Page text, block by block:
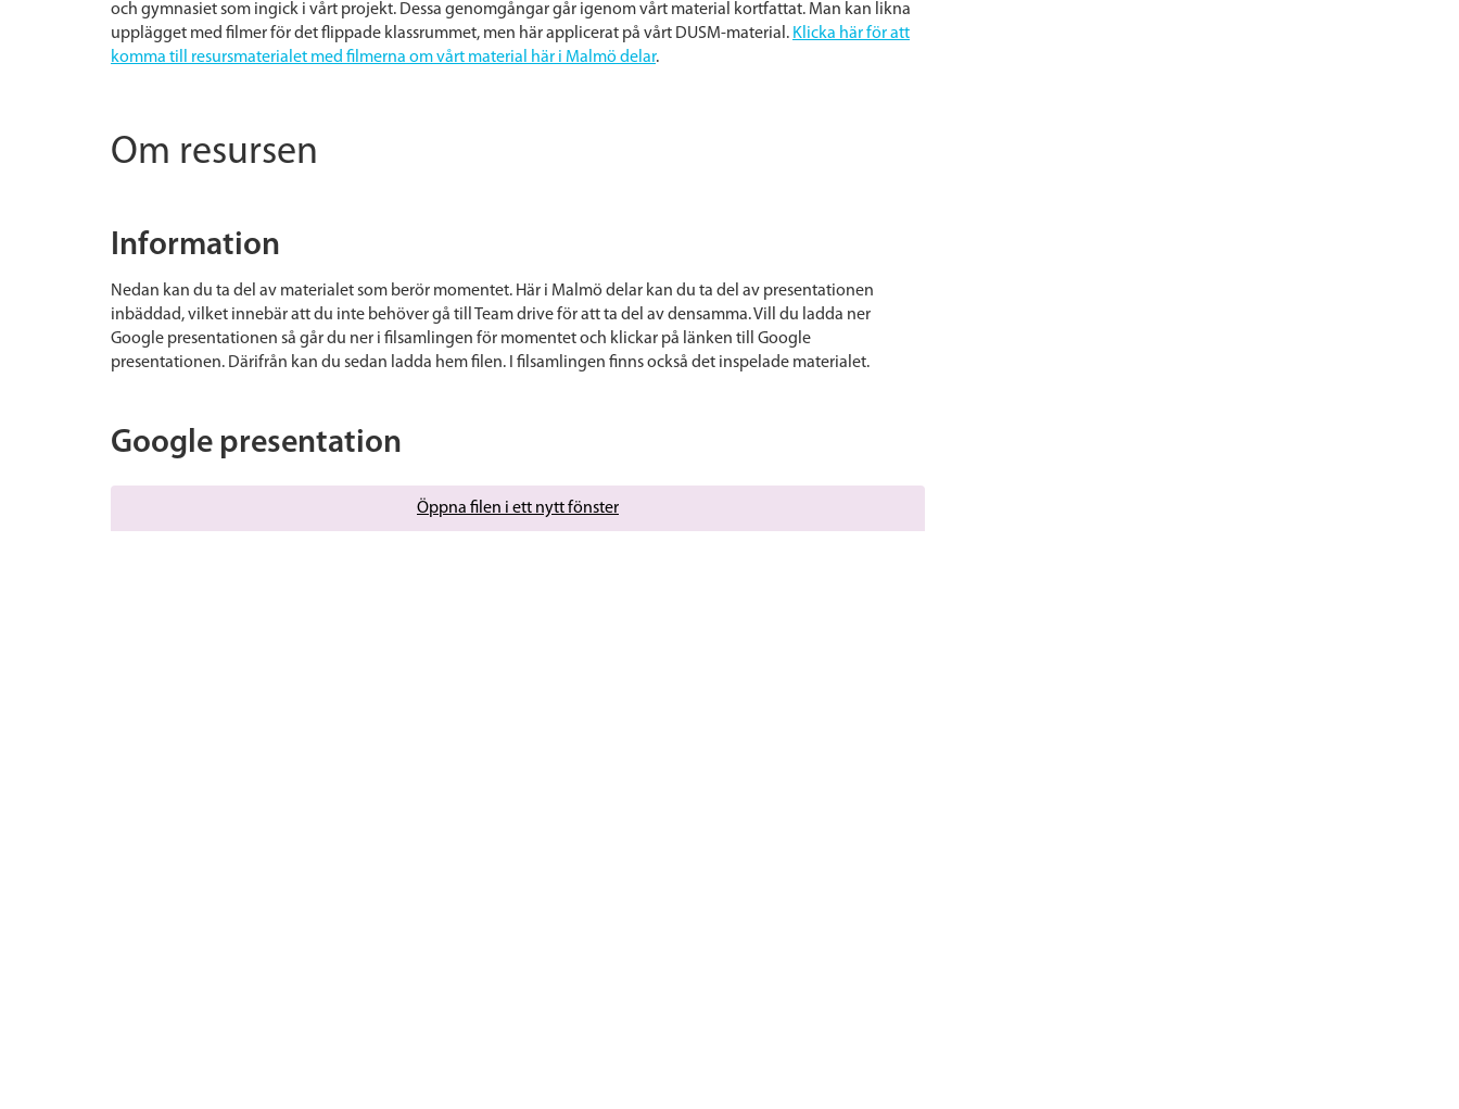
och gymnasiet som ingick i vårt projekt. Dessa genomgångar går igenom vårt material kortfattat. Man kan likna
upplägget med filmer för det flippade klassrummet, men här applicerat på vårt DUSM-material. Klicka här för att
komma till resursmaterialet med filmerna om vårt material här i Malmö delar.
Om resursen
Information
Nedan kan du ta del av materialet som berör momentet. Här i Malmö delar kan du ta del av presentationen
inbäddad, vilket innebär att du inte behöver gå till Team drive för att ta del av densamma. Vill du ladda ner
Google presentationen så går du ner i filsamlingen för momentet och klickar på länken till Google
presentationen. Därifrån kan du sedan ladda hem filen. I filsamlingen finns också det inspelade materialet.
Google presentation
Öppna filen i ett nytt fönster